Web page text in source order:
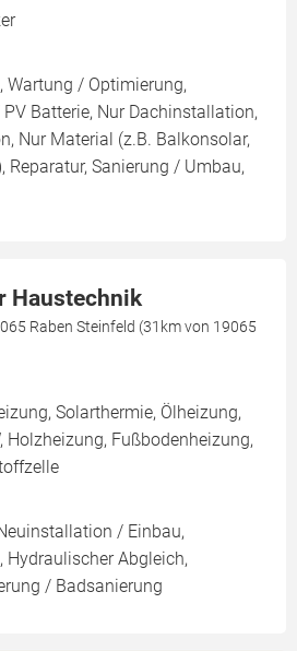
Wartung / Optimierung,
Batterie, Nur Dachinstallation,
Nur Material (z.B. Balkonsolar,
Reparatur, Sanierung / Umbau,
Haustechnik
Raben Steinfeld (31km von 19065
Solarthermie, Ölheizung,
Holzheizung, Fußbodenheizung,
/ Einbau,
Hydraulischer Abgleich,
/ Badsanierung